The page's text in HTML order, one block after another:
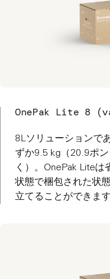
OnePak Lite 8
8Lソリューションで
ずか9.5 kg（20.9ポ
く）。OnePak Lite
状態で梱包された状
立てることができます